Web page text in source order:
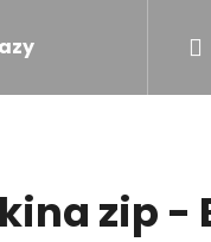
Obchodní
zip -